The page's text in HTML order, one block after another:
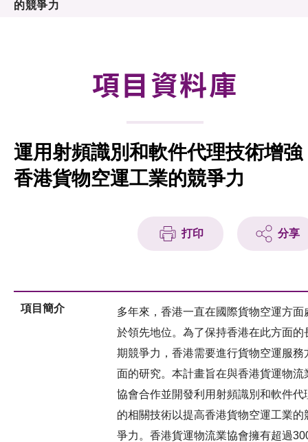
徵求研發項目計劃書
項目夥伴
活動及消息
的競爭力
項目資料庫
運用射頻識別和軟件代理技術增強
香港貨物空運工業的競爭力
打印 分享
項目簡介
多年來，香港一直在國際貨物空運方面
於領先地位。為了保持香港在此方面的
期競爭力，香港需要進行貨物空運服務
面的研究。本計畫旨在與香港貨運物流
協會合作並開發利用射頻識別和軟件代
的相關技術以提高香港貨物空運工業的
爭力。香港貨運物流業協會擁有超過